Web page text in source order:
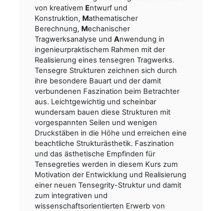
von kreativem Entwurf und
Konstruktion, Mathematischer
Berechnung, Mechanischer
Tragwerksanalyse und Anwendung in
ingenieurpraktischem Rahmen mit der
Realisierung eines tensegren Tragwerks.
Tensegre Strukturen zeichnen sich durch
ihre besondere Bauart und der damit
verbundenen Faszination beim Betrachter
aus. Leichtgewichtig und scheinbar
wundersam bauen diese Strukturen mit
vorgespannten Seilen und wenigen
Druckstäben in die Höhe und erreichen eine
beachtliche Strukturästhetik. Faszination
und das ästhetische Empfinden für
Tensegreties werden in diesem Kurs zum
Motivation der Entwicklung und Realisierung
einer neuen Tensegrity-Struktur und damit
zum integrativen und
wissenschaftsorientierten Erwerb von